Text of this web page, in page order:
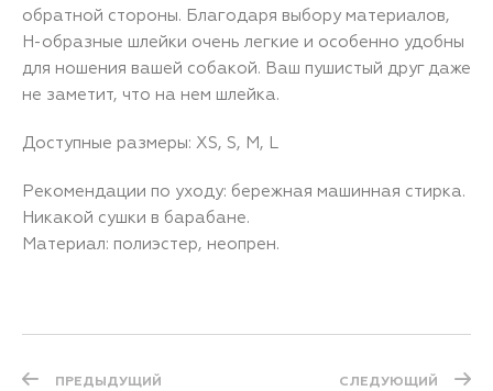
обратной стороны. Благодаря выбору материалов,
H-образные шлейки очень легкие и особенно удобны
для ношения вашей собакой. Ваш пушистый друг даже
не заметит, что на нем шлейка.
Доступные размеры: XS, S, M, L
Рекомендации по уходу: бережная машинная стирка.
Никакой сушки в барабане.
Материал: полиэстер, неопрен.
ПРЕДЫДУЩИЙ
СЛЕДУЮЩИЙ